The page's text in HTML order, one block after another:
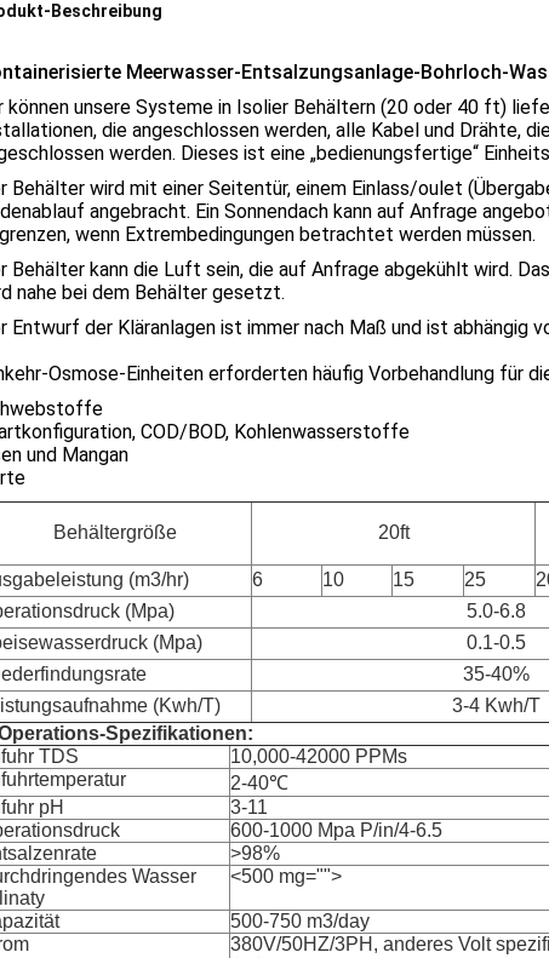
Beschreibung
Meerwasser-Entsalzungsanlage-Bohrloch-
können unsere Systeme in Isolier Behältern (20 oder 40 ft)
die angeschlossen werden, alle Kabel und Drähte,
werden. Dieses ist eine „bedienungsfertige“
Behälter wird mit einer Seitentür, einem Einlass/oulet
angebracht. Ein Sonnendach kann auf Anfrage
wenn Extrembedingungen betrachtet werden müssen.
Behälter kann die Luft sein, die auf Anfrage abgekühlt wird.
nahe bei dem Behälter gesetzt.
Entwurf der Kläranlagen ist immer nach Maß und ist abhängig
Osmose-Einheiten erforderten häufig Vorbehandlung für
COD/BOD, Kohlenwasserstoffe
und Mangan
Behältergröße 20ft
(m3/hr) 6 10 15 25
(Mpa)
5.0-6.8
(Mpa)
0.1-0.5
35-40%
(Kwh/T)
3-4 Kwh/T
Spezifikationen:
TDS
10,000-42000 PPMs
2-40℃
pH
3-11
600-1000 Mpa P/in/4-6.5
>98%
Wasser
<500 mg="">
500-750 m3/day
380V/50HZ/3PH, anderes Volt